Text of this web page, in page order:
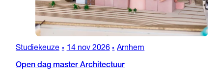
Studiekeuze • 14 nov 2026 • Arnhem
Open dag master Architectuur